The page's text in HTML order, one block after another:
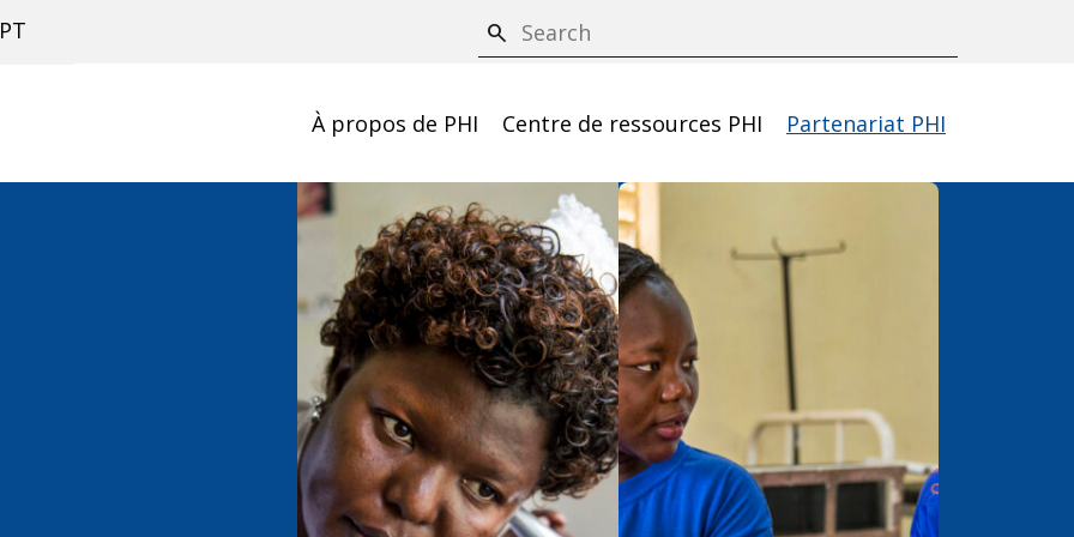
PT
S
e
h
search
À propos de PHI Centre de ressources PHI Partenariat PHI